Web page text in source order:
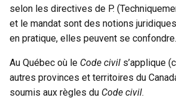
selon les directives de P.
et le mandat sont des notions
en pratique, elles peuvent se
Au Québec où le Code civil s’applique
autres provinces et territoires du
soumis aux règles du Code civil.